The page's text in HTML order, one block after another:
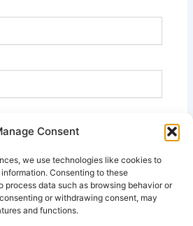
Consent
we use technologies like cookies to
Consenting to these
process data such as browsing behavior or
or withdrawing consent, may
and functions.
email e sito web in questo